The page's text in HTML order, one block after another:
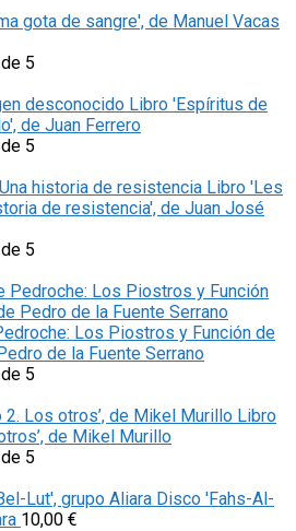
gota de sangre', de Manuel Vacas
de 5
Libro 'Espíritus de
de Juan Ferrero
de 5
Libro 'Les
de resistencia', de Juan José
de 5
Los Piostros y Función de
de la Fuente Serrano
de 5
Libro
de Mikel Murillo
de 5
Disco 'Fahs-Al-
10,00 €